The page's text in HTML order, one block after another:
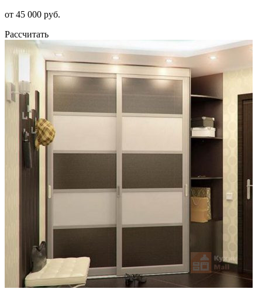
от 45 000 руб.
Рассчитать